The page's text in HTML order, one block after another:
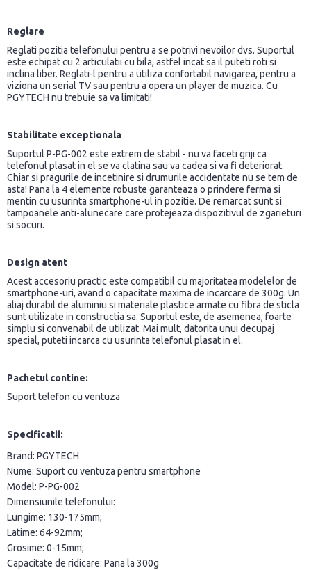
Reglare
Reglati pozitia telefonului pentru a se potrivi nevoilor dvs. Suportul
este echipat cu 2 articulatii cu bila, astfel incat sa il puteti roti si
inclina liber. Reglati-l pentru a utiliza confortabil navigarea, pentru a
viziona un serial TV sau pentru a opera un player de muzica. Cu
PGYTECH nu trebuie sa va limitati!
Stabilitate exceptionala
Suportul P-PG-002 este extrem de stabil - nu va faceti griji ca
telefonul plasat in el se va clatina sau va cadea si va fi deteriorat.
Chiar si pragurile de incetinire si drumurile accidentate nu se tem de
asta! Pana la 4 elemente robuste garanteaza o prindere ferma si
mentin cu usurinta smartphone-ul in pozitie. De remarcat sunt si
tampoanele anti-alunecare care protejeaza dispozitivul de zgarieturi
si socuri.
Design atent
Acest accesoriu practic este compatibil cu majoritatea modelelor de
smartphone-uri, avand o capacitate maxima de incarcare de 300g. Un
aliaj durabil de aluminiu si materiale plastice armate cu fibra de sticla
sunt utilizate in constructia sa. Suportul este, de asemenea, foarte
simplu si convenabil de utilizat. Mai mult, datorita unui decupaj
special, puteti incarca cu usurinta telefonul plasat in el.
Pachetul contine:
Suport telefon cu ventuza
Specificatii:
Brand: PGYTECH
Nume: Suport cu ventuza pentru smartphone
Model: P-PG-002
Dimensiunile telefonului:
Lungime: 130-175mm;
Latime: 64-92mm;
Grosime: 0-15mm;
Capacitate de ridicare: Pana la 300g